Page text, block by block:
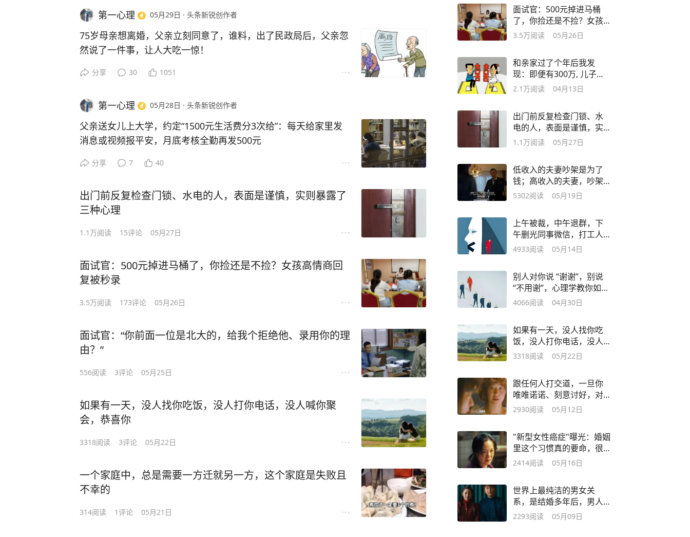
第一心理 05月29日 · 头条新锐创作者
75岁母亲想离婚，父亲立刻同意了，谁料，出了民政局后，父亲忽
然说了一件事，让人大吃一惊！
前段时间，在社交媒体上看到了这么一个令人感慨的故事。
陈阿姨今年已经75岁了，有儿有女，生活算得上是安稳幸福。可是
她却在古稀之年，突然提出要和自己的老伴离婚，没有什么大的矛
盾和争吵，也没有出轨小三，可就是铁了心要离婚。
儿女们都无法理解，觉得母亲都跟父亲过到这个年纪了，为什么要
可谁知道，陈阿姨的老伴点头同意了。不论儿女们怎么闹、怎么劝
后，陈阿姨才深深吐了一口气，说：“十六岁的那一年，本来我是要
去上中学的，可是家里不同意，硬是让我跟你们爸爸结了婚。”
“我没办法，这么多年，不是在照顾孩子，就是在照顾你们爸爸，天
陈阿姨年轻的时候也曾想出去闯一闯，可是现实却给了她迎头一
棒，这么多年来，看着眼角眉梢逐渐爬上皱纹，她不想就这样结束
老伴沉默着听完，却从衣服口袋里颤颤巍巍掏出一个布包来，布包
层层打开，里面是两张存折和一沓百元大钞。
老伴握着陈阿姨的手对她说：“我的退休金，还有之前戒了烟酒攒下
来的一些钱，都在这里了。”
“你拿着钱，想去哪就去哪，把你年轻时候的遗憾都补上。我知道，
分享 30 1051
第一心理 05月28日 · 头条新锐创作者
父亲送女儿上大学，约定“1500元生活费分3次给”：每天给家里发
消息或视频报平安，月底考核全勤再发500元
“如何给家里的大学生发生活费”这个话题经常引发网友热议：
给的太多了怕孩子学坏，自己也负担不起；给的太少又害怕孩子在
学校不够用，被同学歧视。更重要的是，一次性给了之后，孩子经
常就像“人间蒸发”了一样没了联系，让家长无比担心。
新的解法。
湖北的曹先生送第一次离家的女儿上大学，就和女儿“拉钩”定下这
每月生活费2000元，但不是月初一次性转账，而是在1号、10号、
20号各转500元，剩下的500元则是作为“全勤奖”在月底发放。
是一个标点符号、一句话、一张图片、一段视频等等。
只要发了消息，让家里人知道她在外面平安，就算达成目标。
外情况或是额外消费，家里也会随时补贴。
联系，还会分享校园生活的种种小细节：生活设施方便，有水卡、
分享 7 40
出门前反复检查门锁、水电的人，表面是谨慎，实则暴露了
三种心理
1.1万阅读 15评论 05月27日
面试官：500元掉进马桶了，你捡还是不捡？女孩高情商回
复被秒录
3.5万阅读 173评论 05月26日
面试官：“你前面一位是北大的，给我个拒绝他、录用你的理
由？”
556阅读 3评论 05月25日
如果有一天，没人找你吃饭，没人打你电话，没人喊你聚
会，恭喜你
3318阅读 3评论 05月22日
一个家庭中，总是需要一方迁就另一方，这个家庭是失败且
不幸的
314阅读 1评论 05月21日
面试官：500元掉进马桶
了，你捡还是不捡？女孩
高情商回复被秒录
3.5万阅读 05月26日
和亲家过了个年后我发
现：即便有300万, 儿子生
下来也是给别人养的
2.1万阅读 04月13日
出门前反复检查门锁、水
电的人，表面是谨慎，实
则暴露了三种心理
1.1万阅读 05月27日
低收入的夫妻吵架是为了
钱；高收入的夫妻，吵架
是因为一方太强势
5302阅读 05月19日
上午被裁，中午退群，下
午删光同事微信，打工人
有资格成朋友吗？
4933阅读 05月14日
别人对你说 “谢谢”，别说
“不用谢”，心理学教你如何
高情商回复
4066阅读 04月30日
如果有一天，没人找你吃
饭，没人打你电话，没人
喊你聚会，恭喜你
3318阅读 05月22日
跟任何人打交道，一旦你
唯唯诺诺、刻意讨好，对
方就会看不上你
2930阅读 05月12日
"新型女性癌症"曝光：婚姻
里这个习惯真的要命，很
多人却习以为常
2414阅读 05月16日
世界上最纯洁的男女关
系，是结婚多年后，男人
的不甘，女人的不弃
2293阅读 05月09日